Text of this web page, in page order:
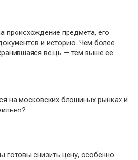
происхождение предмета, его
и историю. Чем более
вещь — тем выше ее
на московских блошиных рынках и
готовы снизить цену, особенно